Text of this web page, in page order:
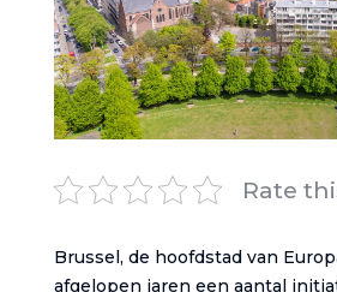
Rate
Brussel, de hoofdstad van
afgelopen jaren een aantal